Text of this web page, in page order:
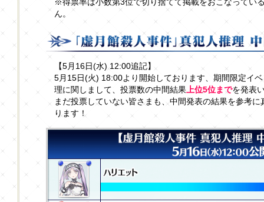
ん。
【5月16日(水) 12:00追記】
5月15日(火) 18:00より開始しております、期間限定イ
理に関しまして、投票数の中間結果上位5位までを発表
まだ投票していない皆さまも、中間発表の結果を参考
ります！